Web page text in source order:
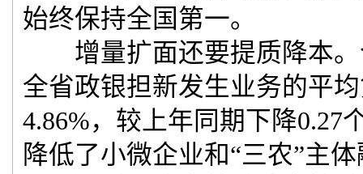
始终保持全国第一。
增量扩面还要提质降本。
全省政银担新发生业务的平
4.86%，较上年同期下降0.27
降低了小微企业和“三农”主